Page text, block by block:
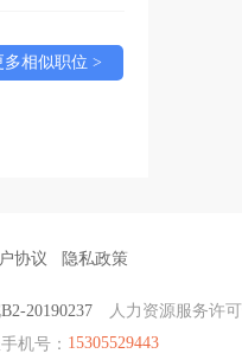
多相似职位 >
协议 隐私政策
20190237 人力资源服务许
机号： 15305529443